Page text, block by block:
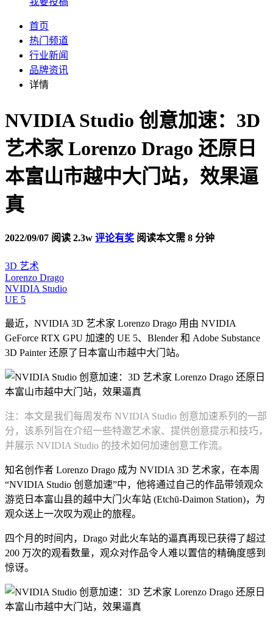
首页
热门频道
行业新闻
品牌资讯
详情
NVIDIA Studio 创意加速：3D
艺术家 Lorenzo Drago 还原日
本富山市越中大门站，效果逼
真
2022/09/07 阅读 2.3w 评论有奖 阅读本文需 8 分钟
3D 艺术
Lorenzo Drago
NVIDIA Studio
UE 5
最近，NVIDIA 3D 艺术家 Lorenzo Drago 用由 NVIDIA
GeForce RTX GPU 加速的 UE 5、Blender 和 Adobe Substance
3D Painter 还原了日本富山市越中大门站。
注：本文是我们每周发布 NVIDIA Studio 创意加速系列的一部
分，该系列旨在介绍一些特邀艺术家、提供创意提示和技巧，
并展示 NVIDIA Studio 的技术如何加速创意工作流。
知名创作者 Lorenzo Drago 成为 NVIDIA 3D 艺术家，在本周
“NVIDIA Studio 创意加速”中，他将通过自己的作品带领观众
游览日本富山县的越中大门火车站 (Etchū-Daimon Station)，为
观众送上一次叹为观止的旅程。
四个月的时间内，Drago 对此火车站的逼真再现已获得了超过
200 万次的观看数量，观众对作品令人难以置信的精确度感到
惊讶。